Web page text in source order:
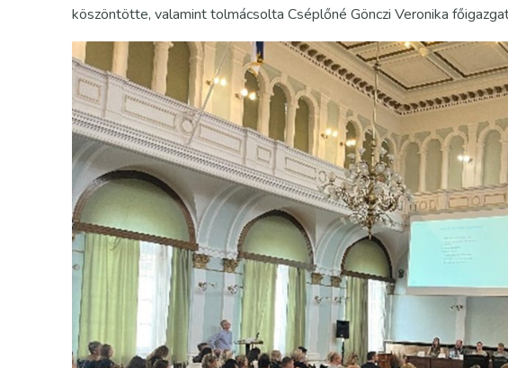
köszöntötte, valamint tolmácsolta Cséplőné Gönczi Veronika